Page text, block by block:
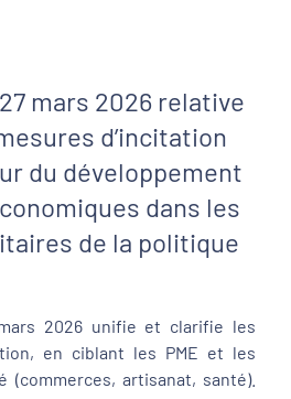
mars 2026 relative
d’incitation
du développement
dans les
de la politique
2026 unifie et clarifie les
en ciblant les PME et les
artisanat, santé).